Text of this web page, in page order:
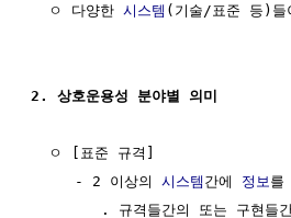
  ㅇ 다양한
시스템 (기술/표준 등)
2. 상호운용성 분야별 의미
  ㅇ [표준 규격]
     - 2 이상의
시스템 간에 정보 를
. 규격들간의 또는 구현들